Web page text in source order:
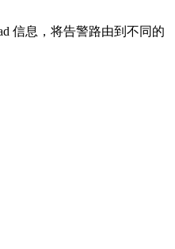
信息，将告警路由到不同的